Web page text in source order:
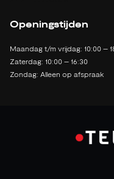
Openingstijden
Maandag t/m vrijdag: 10:00 –
Zaterdag: 10:00 – 16:30
Zondag: Alleen op afspraak